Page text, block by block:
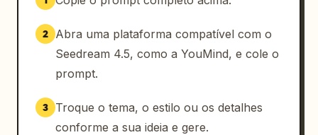
2
Abra uma plataforma compatível com o
Seedream 4.5, como a YouMind, e cole o
prompt.
3
Troque o tema, o estilo ou os detalhes
conforme a sua ideia e gere.